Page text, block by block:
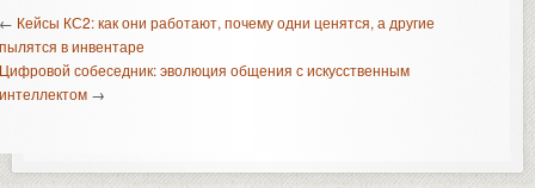
Кейсы КС2: как они работают, почему одни ценятся, а другие
в инвентаре
собеседник: эволюция общения с искусственным
→